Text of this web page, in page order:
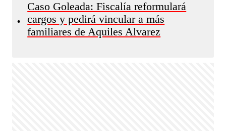
•
Caso Goleada: Fiscalía reformulará
cargos y pedirá vincular a más
familiares de Aquiles Alvarez